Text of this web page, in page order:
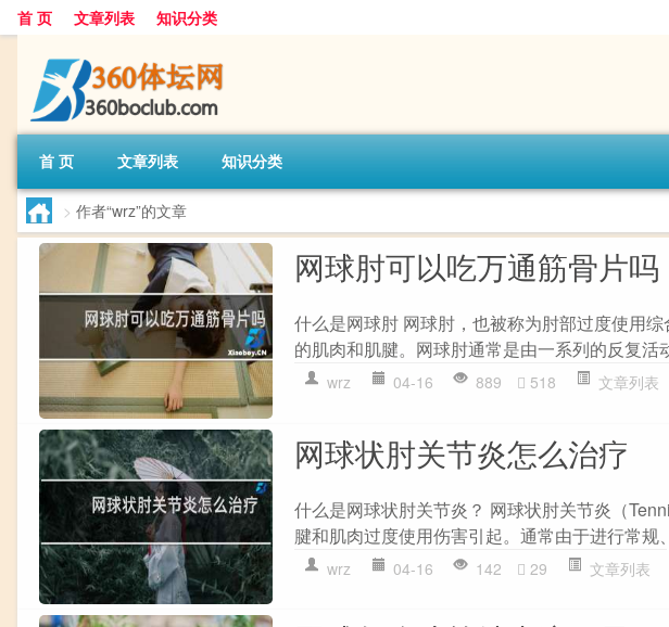
首 页 文章列表 知识分类
首 页 文章列表 知识分类
> 作者“wrz”的文章
网球肘可以吃万通筋骨片吗
什么是网球肘 网球肘，也被称为肘部过度使用
的肌肉和肌腱。网球肘通常是由一系列的反复活
wrz 04-16 889 518 文章列表
网球状肘关节炎怎么治疗
什么是网球状肘关节炎？ 网球状肘关节炎（
腱和肌肉过度使用伤害引起。通常由于进行常规
wrz 04-16 142 29 文章列表